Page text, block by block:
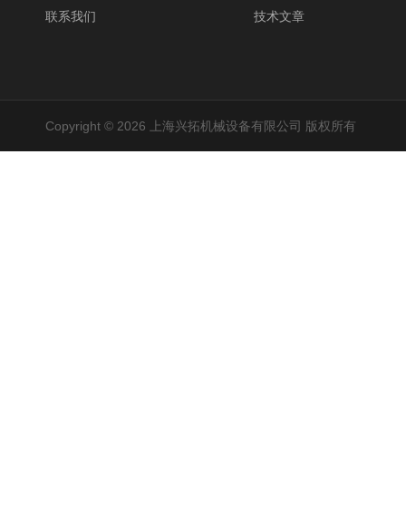
联系我们 技术文章
Copyright © 2026 上海兴拓机械设备有限公司 版权所有